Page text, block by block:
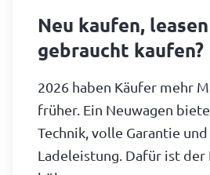
Neu kaufen,
gebraucht kaufen?
2026 haben Käufer mehr
früher. Ein Neuwagen
Technik, volle Garantie
Ladeleistung. Dafür ist